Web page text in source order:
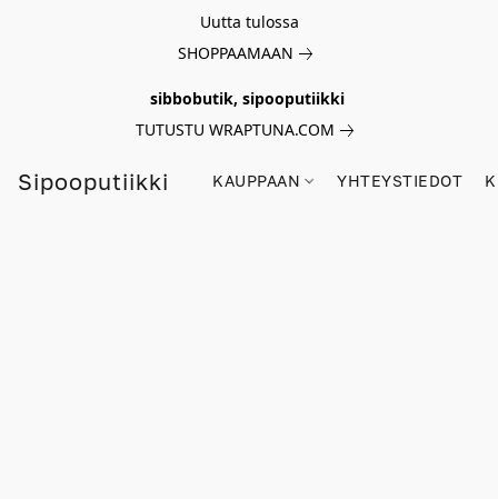
Uutta tulossa
SHOPPAAMAAN
sibbobutik, sipooputiikki
TUTUSTU WRAPTUNA.COM
Sipooputiikki KAUPPAAN YHTEYSTIEDOT